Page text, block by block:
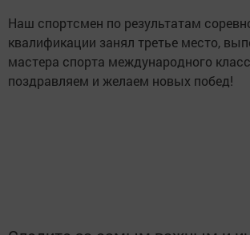
Наш спортсмен по результатам
квалификации занял третье место,
мастера спорта международного
поздравляем и желаем новых побед!